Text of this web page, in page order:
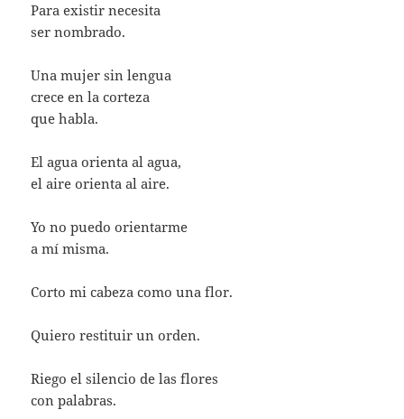
Para existir necesita
ser nombrado.
Una mujer sin lengua
crece en la corteza
que habla.
El agua orienta al agua,
el aire orienta al aire.
Yo no puedo orientarme
a mí misma.
Corto mi cabeza como una flor.
Quiero restituir un orden.
Riego el silencio de las flores
con palabras.